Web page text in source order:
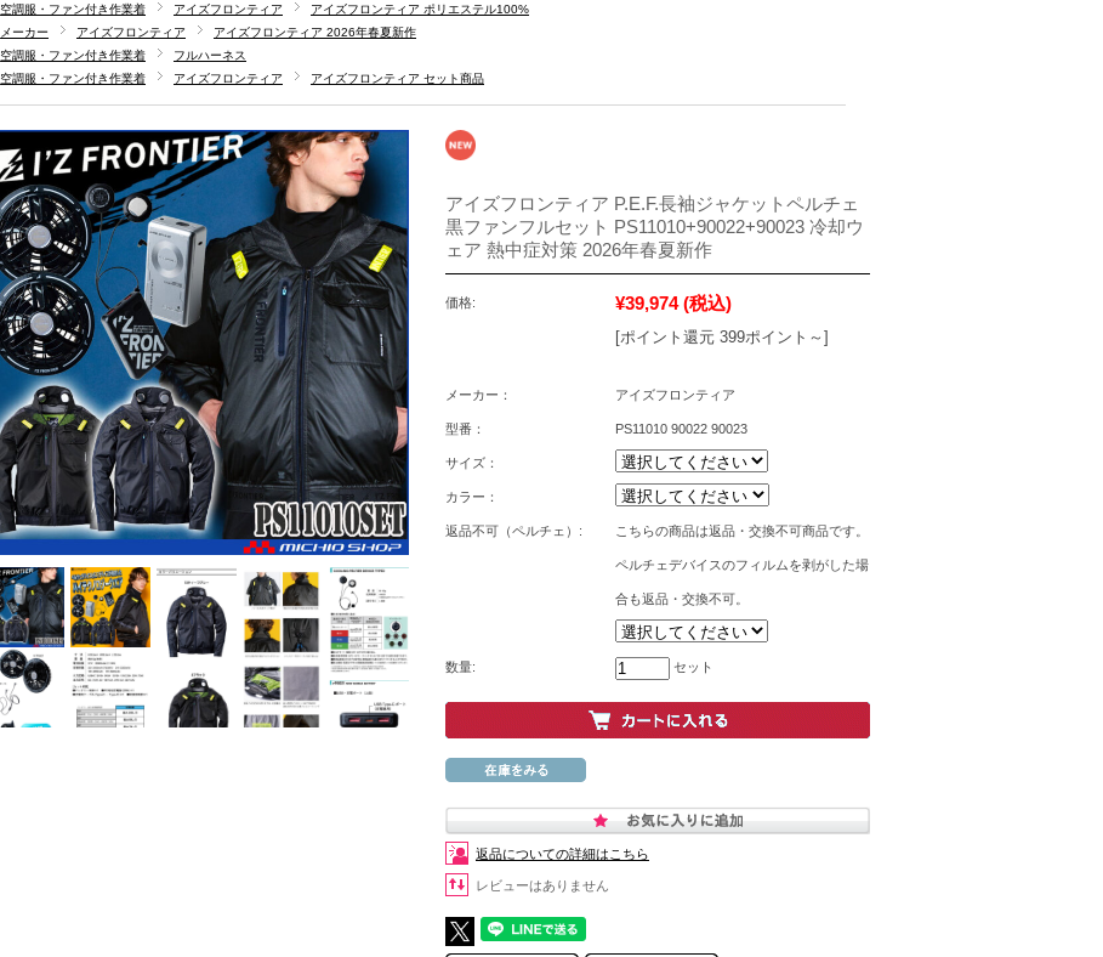
空調服・ファン付き作業着
アイズフロンティア
アイズフロンティア ポリエステル100%
メーカー
アイズフロンティア
アイズフロンティア 2026年春夏新作
空調服・ファン付き作業着
フルハーネス
空調服・ファン付き作業着
アイズフロンティア アイズフロンティア セット商品
アイズフロンティア P.E.F.長袖ジャケットペルチェ
黒ファンフルセット PS11010+90022+90023 冷却ウ
ェア 熱中症対策 2026年春夏新作
価格: ¥39,974 (税込)
[ポイント還元 399ポイント～]
メーカー： アイズフロンティア
型番： PS11010 90022 90023
サイズ：
カラー：
返品不可（ペルチェ）: こちらの商品は返品・交換不可商品です。
ペルチェデバイスのフィルムを剥がした場
合も返品・交換不可。
数量: セット
返品についての詳細はこちら
レビューはありません